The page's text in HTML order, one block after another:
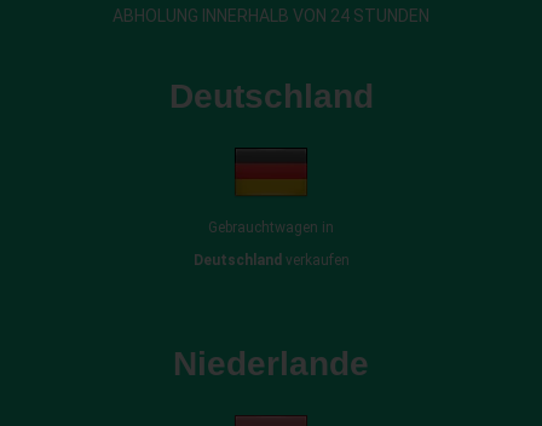
ABHOLUNG INNERHALB VON 24 STUNDEN
Deutschland
Gebrauchtwagen in
Deutschland verkaufen
Niederlande